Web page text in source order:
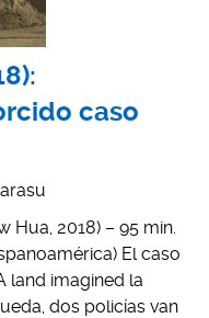
caso
Hua, 2018) – 95 min.
El caso
land imagined la
dos policías van